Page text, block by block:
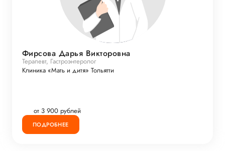
Фирсова Дарья Викторовна
Терапевт, Гастроэнтеролог
Клиника «Мать и дитя» Тольятти
от 3 900 рублей
ПОДРОБНЕЕ